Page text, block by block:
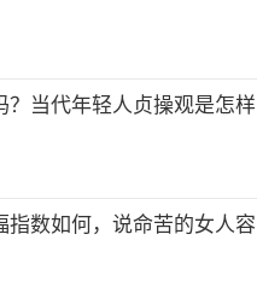
？当代年轻人贞操观是怎样
指数如何，说命苦的女人容